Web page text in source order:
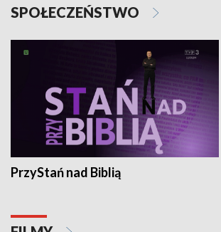
SPOŁECZEŃSTWO
PrzyStań nad Biblią